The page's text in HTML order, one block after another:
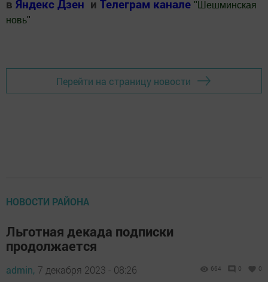
в Яндекс Дзен и Телеграм канале " Шешминская
новь"
Перейти на страницу новости
НОВОСТИ РАЙОНА
Льготная декада подписки
продолжается
admin, 7 декабря 2023 - 08:26 664 0 0